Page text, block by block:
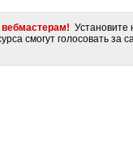
Установите
смогут голосовать за